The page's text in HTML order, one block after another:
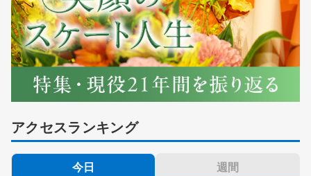
アクセスランキング
今日 週間